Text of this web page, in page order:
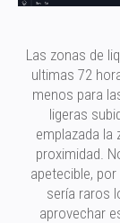
Las zonas de
ultimas 72
menos para
ligeras
emplazada la
proximidad.
apetecible,
sería raros
aprovechar